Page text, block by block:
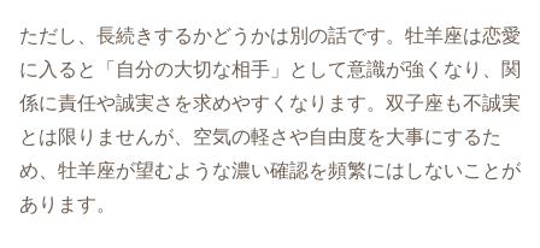
ただし、長続きするかどうかは別の話です。牡羊座は恋愛
に入ると「自分の大切な相手」として意識が強くなり、関
係に責任や誠実さを求めやすくなります。双子座も不誠実
とは限りませんが、空気の軽さや自由度を大事にするた
め、牡羊座が望むような濃い確認を頻繁にはしないことが
あります。